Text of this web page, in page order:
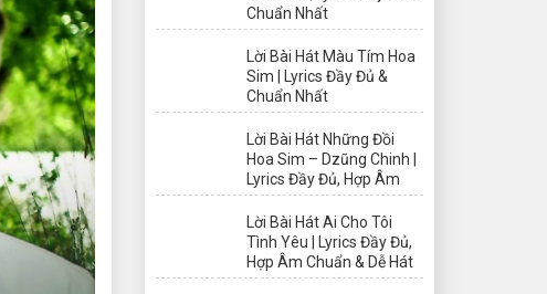
Chuẩn Nhất
Lời Bài Hát Màu Tím Hoa
Sim | Lyrics Đầy Đủ &
Chuẩn Nhất
Lời Bài Hát Những Đồi
Hoa Sim – Dzũng Chinh |
Lyrics Đầy Đủ, Hợp Âm
Lời Bài Hát Ai Cho Tôi
Tình Yêu | Lyrics Đầy Đủ,
Hợp Âm Chuẩn & Dễ Hát